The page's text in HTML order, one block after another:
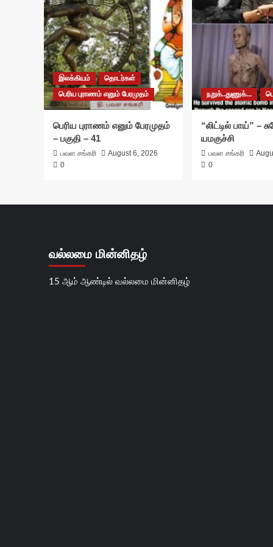
இலக்கியம்
தொடர்கள்
பெரிய புராணம் எனும் பேரமுதம்
பெரிய புராணம் எனும் பேரமுதம்
– பகுதி – 41
பவள சங்கரி
August 6, 2026
0
நறுக்..துணுக்...
“லிட்டில் பாய்” –
யமகுச்சி
பவள சங்கரி
0
வல்லமை மின்னிதழ்
15 ஆம் ஆண்டில் வல்லமை மின்னிதழ்